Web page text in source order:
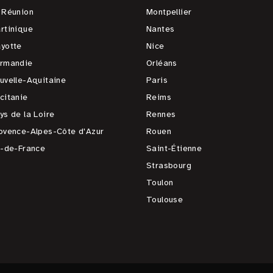
Aquitaine
de la Loire
Alpes-Côte d'Azur
de-France
Montpellier
Nantes
Nice
Orléans
Paris
Reims
Rennes
Rouen
Saint-Étienne
Strasbourg
Toulon
Toulouse